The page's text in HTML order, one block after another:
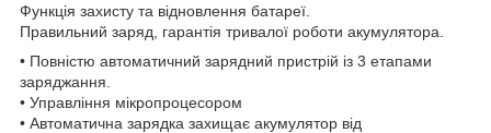
Функція захисту та відновлення батареї.
Правильний заряд, гарантія тривалої роботи акумулятора.
• Повністю автоматичний зарядний пристрій із 3 етапами
заряджання.
• Управління мікропроцесором
• Автоматична зарядка захищає акумулятор від